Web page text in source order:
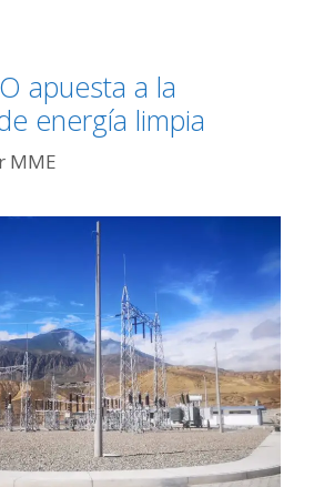
apuesta a la
energía limpia
MME